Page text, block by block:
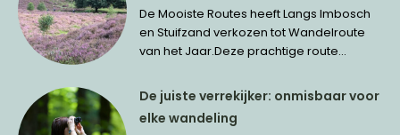
De Mooiste Routes heeft Langs Imbosch
en Stuifzand verkozen tot Wandelroute
van het Jaar.Deze prachtige route...
De juiste verrekijker: onmisbaar voor
elke wandeling